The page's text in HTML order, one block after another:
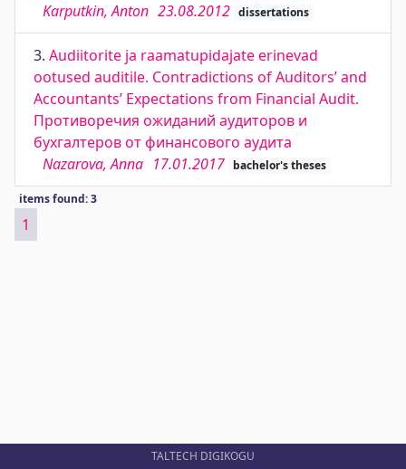
Karputkin, Anton 23.08.2012 dissertations
3. Audiitorite ja raamatupidajate erinevad
ootused auditile. Contradictions of Auditors’ and
Accountants’ Expectations from Financial Audit.
Противоречия ожиданий аудиторов и
бухгалтеров от финансового аудита
Nazarova, Anna 17.01.2017 bachelor's theses
items found: 3
1
TALTECH DIGIKOGU